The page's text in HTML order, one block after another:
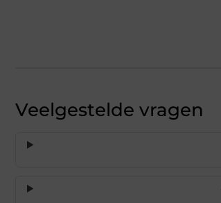
Veelgestelde vragen